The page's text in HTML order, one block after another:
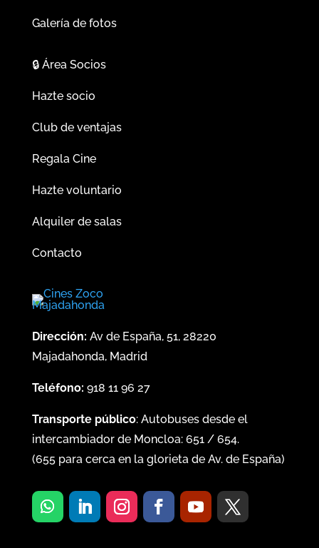
Galería de fotos
🔒Área Socios
Hazte socio
Club de ventajas
Regala Cine
Hazte voluntario
Alquiler de salas
Contacto
Dirección: Av de España, 51, 28220
Majadahonda, Madrid
Teléfono: 918 11 96 27
Transporte público: Autobuses desde el
intercambiador de Moncloa: 651/ 654.
(655para cerca en la glorieta de Av. de España)